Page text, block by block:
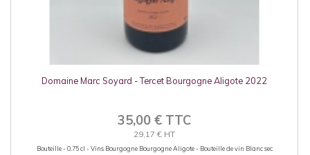
Domaine Marc Soyard - Tercet Bourgogne Aligote 2022
35,00 € TTC
29,17 € HT
Bouteille - 0.75 cl - Vins Bourgogne Bourgogne Aligote - Bouteille de vin Blanc sec